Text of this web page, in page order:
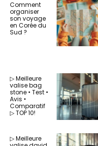
Comment
organiser
son voyage
en Corée du
Sud ?
▷ Meilleure
valise bag
stone • Test •
Avis •
Comparatif
▷ TOP 10!
▷ Meilleure